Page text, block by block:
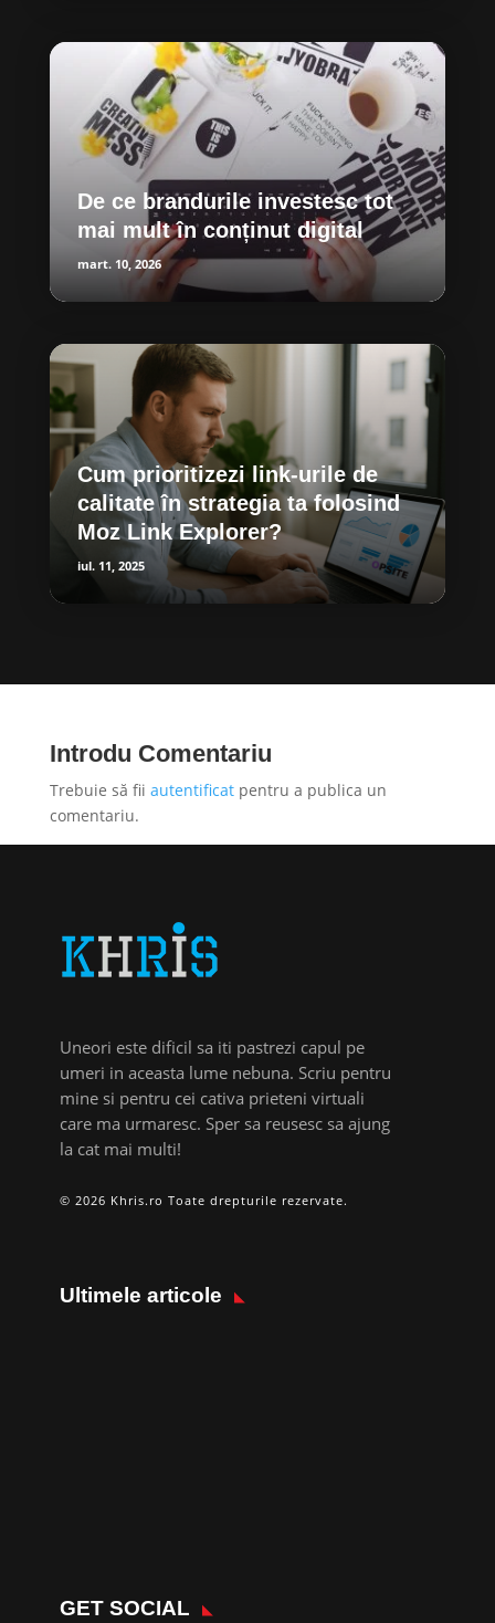
De ce brandurile investesc tot
mai mult în conținut digital
mart. 10, 2026
Cum prioritizezi link-urile de
calitate în strategia ta folosind
Moz Link Explorer?
iul. 11, 2025
Introdu Comentariu
Trebuie să fii autentificatpentru a publica un
comentariu.
Uneori este dificil sa iti pastrezi capul pe
umeri in aceasta lume nebuna. Scriu pentru
mine si pentru cei cativa prieteni virtuali
care ma urmaresc. Sper sa reusesc sa ajung
la cat mai multi!
© 2026 Khris.ro Toate drepturile rezervate.
Ultimele articole
GET SOCIAL